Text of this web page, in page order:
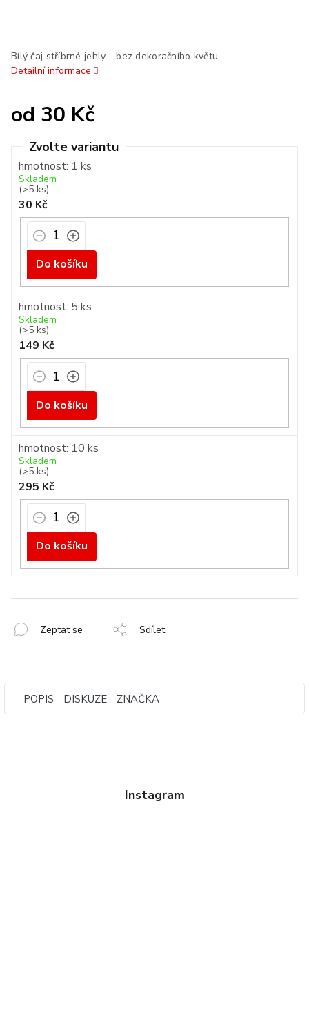
Bílý čaj stříbrné jehly - bez dekoračního květu.
Detailní informace
od 30 Kč
cena:
hmotnost: 1 ks
Skladem
(>5 ks)
30 Kč
Do košíku
hmotnost: 5 ks
Skladem
(>5 ks)
149 Kč
Do košíku
hmotnost: 10 ks
Skladem
(>5 ks)
295 Kč
Do košíku
Zeptat se Sdílet
POPIS DISKUZE ZNAČKA
Instagram